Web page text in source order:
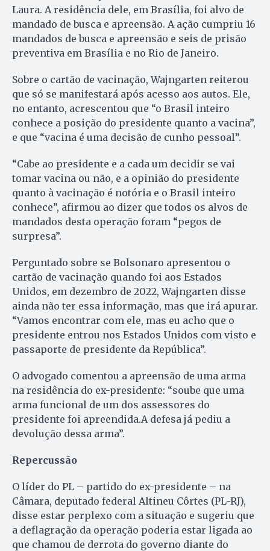
Laura. A residência dele, em Brasília, foi alvo de
mandado de busca e apreensão. A ação cumpriu 16
mandados de busca e apreensão e seis de prisão
preventiva em Brasília e no Rio de Janeiro.
Sobre o cartão de vacinação, Wajngarten reiterou
que só se manifestará após acesso aos autos. Ele,
no entanto, acrescentou que “o Brasil inteiro
conhece a posição do presidente quanto a vacina”,
e que “vacina é uma decisão de cunho pessoal”.
“Cabe ao presidente e a cada um decidir se vai
tomar vacina ou não, e a opinião do presidente
quanto à vacinação é notória e o Brasil inteiro
conhece”, afirmou ao dizer que todos os alvos de
mandados desta operação foram “pegos de
surpresa”.
Perguntado sobre se Bolsonaro apresentou o
cartão de vacinação quando foi aos Estados
Unidos, em dezembro de 2022, Wajngarten disse
ainda não ter essa informação, mas que irá apurar.
“Vamos encontrar com ele, mas eu acho que o
presidente entrou nos Estados Unidos com visto e
passaporte de presidente da República”.
O advogado comentou a apreensão de uma arma
na residência do ex-presidente: “soube que uma
arma funcional de um dos assessores do
presidente foi apreendida.A defesa já pediu a
devolução dessa arma”.
Repercussão
O líder do PL – partido do ex-presidente – na
Câmara, deputado federal Altineu Côrtes (PL-RJ),
disse estar perplexo com a situação e sugeriu que
a deflagração da operação poderia estar ligada ao
que chamou de derrota do governo diante do